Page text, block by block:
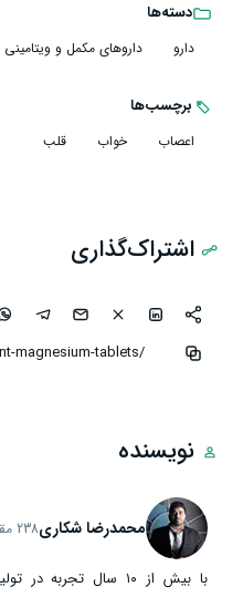
دسته‌ها
دارو داروهای مکمل و ویتامینی
برچسب‌ها
اعصاب خواب قلب
اشتراک‌گذاری
نویسنده
محمدرضا شکاری238 مقاله
با بیش از ۱۰ سال